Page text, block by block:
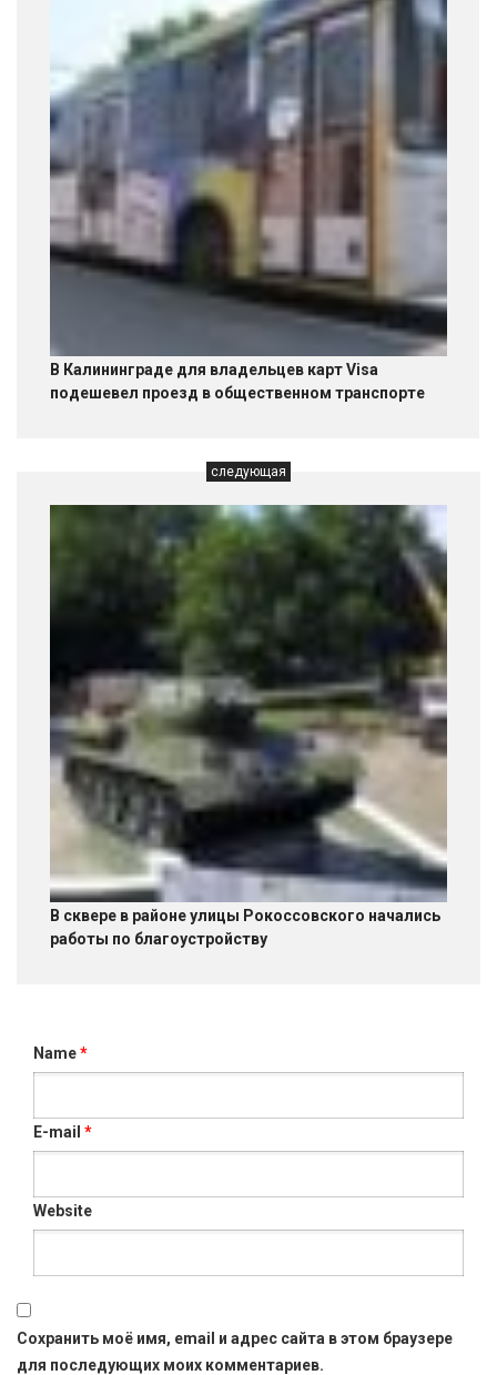
В Калининграде для владельцев карт Visa
подешевел проезд в общественном транспорте
следующая
В сквере в районе улицы Рокоссовского начались
работы по благоустройству
Name*
E-mail *
Website
Сохранить моё имя, email и адрес сайта в этом браузере
для последующих моих комментариев.